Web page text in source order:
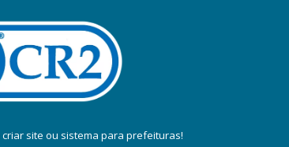
criar site ou sistema para prefeituras!